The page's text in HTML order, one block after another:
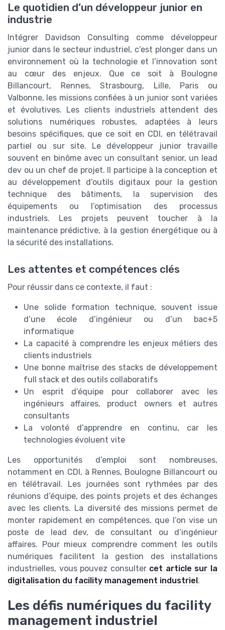
Le quotidien d’un développeur junior en
industrie
Intégrer Davidson Consulting comme développeur
junior dans le secteur industriel, c’est plonger dans un
environnement où la technologie et l’innovation sont
au cœur des enjeux. Que ce soit à Boulogne
Billancourt, Rennes, Strasbourg, Lille, Paris ou
Valbonne, les missions confiées à un junior sont variées
et évolutives. Les clients industriels attendent des
solutions numériques robustes, adaptées à leurs
besoins spécifiques, que ce soit en CDI, en télétravail
partiel ou sur site. Le développeur junior travaille
souvent en binôme avec un consultant senior, un lead
dev ou un chef de projet. Il participe à la conception et
au développement d’outils digitaux pour la gestion
technique des bâtiments, la supervision des
équipements ou l’optimisation des processus
industriels. Les projets peuvent toucher à la
maintenance prédictive, à la gestion énergétique ou à
la sécurité des installations.
Les attentes et compétences clés
Pour réussir dans ce contexte, il faut :
Une solide formation technique, souvent issue
d’une école d’ingénieur ou d’un bac+5
informatique
La capacité à comprendre les enjeux métiers des
clients industriels
Une bonne maîtrise des stacks de développement
full stack et des outils collaboratifs
Un esprit d’équipe pour collaborer avec les
ingénieurs affaires, product owners et autres
consultants
La volonté d’apprendre en continu, car les
technologies évoluent vite
Les opportunités d’emploi sont nombreuses,
notamment en CDI, à Rennes, Boulogne Billancourt ou
en télétravail. Les journées sont rythmées par des
réunions d’équipe, des points projets et des échanges
avec les clients. La diversité des missions permet de
monter rapidement en compétences, que l’on vise un
poste de lead dev, de consultant ou d’ingénieur
affaires. Pour mieux comprendre comment les outils
numériques facilitent la gestion des installations
industrielles, vous pouvez consulter cet article sur la
digitalisation du facility management industriel .
Les défis numériques du facility
management industriel